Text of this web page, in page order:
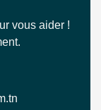
vous aider !